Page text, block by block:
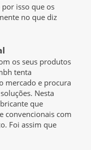
isso que os
no que diz
os seus produtos
tenta
mercado e procura
Nesta
que
convencionais com
Foi assim que